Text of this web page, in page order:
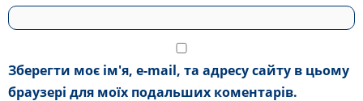
Зберегти моє ім'я, e-mail, та адресу сайту в цьому
браузері для моїх подальших коментарів.